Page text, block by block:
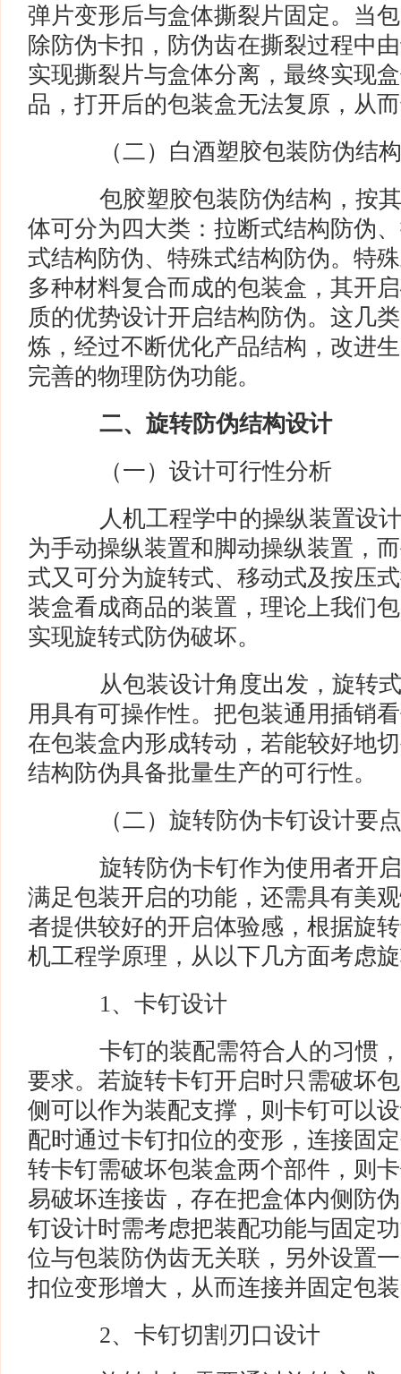
弹片变形后与盒体撕裂片固定。当
除防伪卡扣，防伪齿在撕裂过程中
实现撕裂片与盒体分离，最终实现
品，打开后的包装盒无法复原，从
（二）白酒塑胶包装防伪结
包胶塑胶包装防伪结构，按其
体可分为四大类：拉断式结构防伪
式结构防伪、特殊式结构防伪。特
多种材料复合而成的包装盒，其开
质的优势设计开启结构防伪。这几
炼，经过不断优化产品结构，改进
完善的物理防伪功能。
二、旋转防伪结构设计
（一）设计可行性分析
人机工程学中的操纵装置设计
为手动操纵装置和脚动操纵装置，
式又可分为旋转式、移动式及按压
装盒看成商品的装置，理论上我们
实现旋转式防伪破坏。
从包装设计角度出发，旋转式
用具有可操作性。把包装通用插销
在包装盒内形成转动，若能较好地
结构防伪具备批量生产的可行性。
（二）旋转防伪卡钉设计要点
旋转防伪卡钉作为使用者开启
满足包装开启的功能，还需具有美
者提供较好的开启体验感，根据旋
机工程学原理，从以下几方面考虑
1、卡钉设计
卡钉的装配需符合人的习惯，
要求。若旋转卡钉开启时只需破坏
侧可以作为装配支撑，则卡钉可以
配时通过卡钉扣位的变形，连接固
转卡钉需破坏包装盒两个部件，则
易破坏连接齿，存在把盒体内侧防
钉设计时需考虑把装配功能与固定
位与包装防伪齿无关联，另外设置
扣位变形增大，从而连接并固定包
2、卡钉切割刃口设计